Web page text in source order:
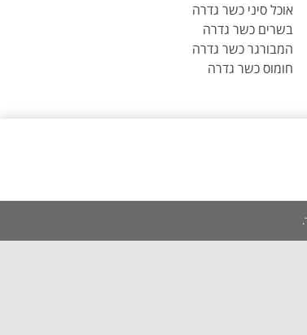
אוכל סיני כשר גדרה
בשרים כשר גדרה
המבורגר כשר גדרה
חומוס כשר גדרה